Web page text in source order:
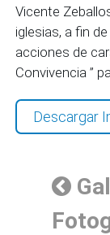
Vicente
iglesias, a fin
acciones de
Convivencia ”
Descargar